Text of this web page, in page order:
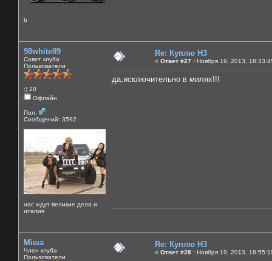
b
98white89
Совет клуба
Пользователи
:) 20
Офлайн
Пол:
Сообщений: 3592
нас ждут великие дела и
италия
Re: Куплю H3
« Ответ #27 : Ноября 19, 2013,
да,исключительно в милях!!!
Міша
Член клуба
Пользователи
Re: Куплю H3
« Ответ #28 : Ноября 19, 2013,